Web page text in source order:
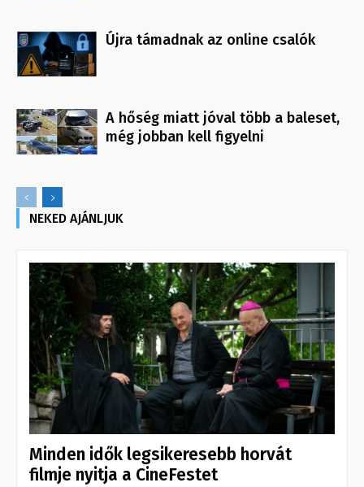
Újra támadnak az online csalók
A hőség miatt jóval több a baleset,
még jobban kell figyelni
NEKED AJÁNLJUK
Minden idők legsikeresebb horvát
filmje nyitja a CineFestet